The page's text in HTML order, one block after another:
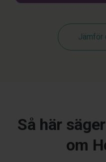
Jämför
Så här
om